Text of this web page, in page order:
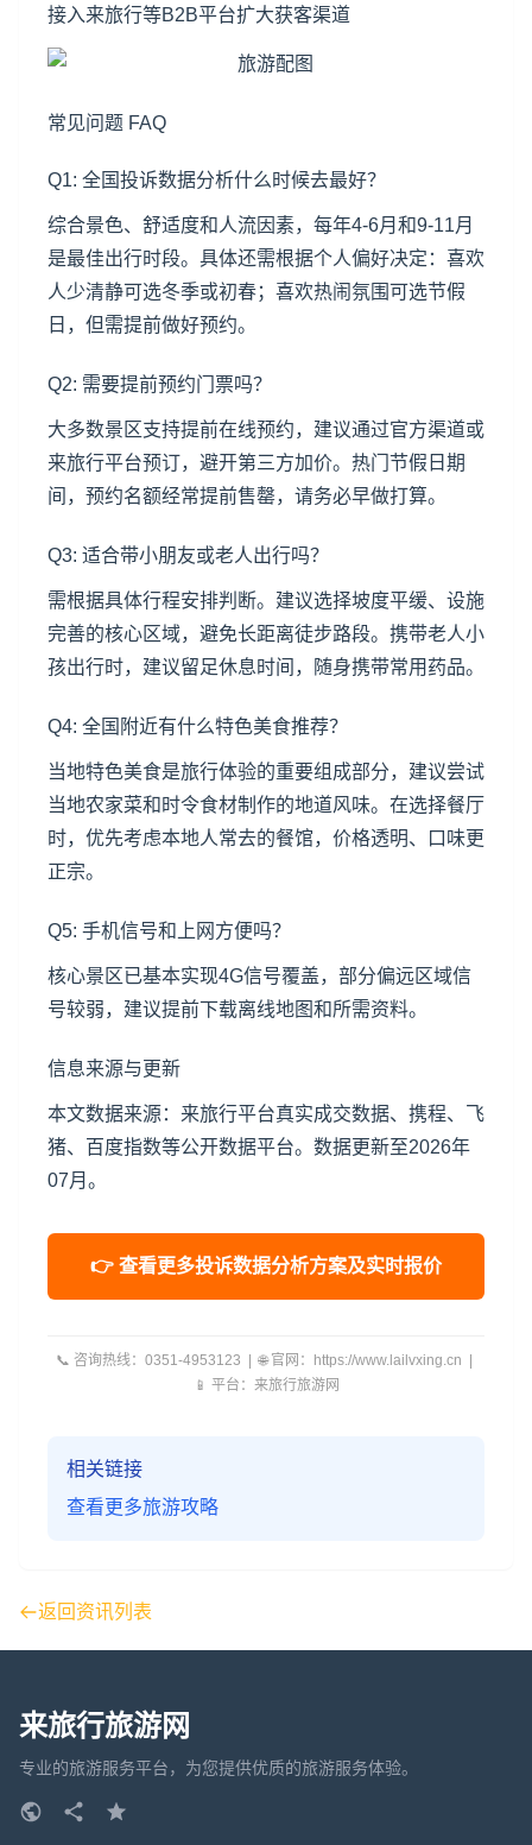
接入来旅行等B2B平台扩大获客渠道
常见问题 FAQ
Q1: 全国投诉数据分析什么时候去最好？
综合景色、舒适度和人流因素，每年4-6月和9-11月
是最佳出行时段。具体还需根据个人偏好决定：喜欢
人少清静可选冬季或初春；喜欢热闹氛围可选节假
日，但需提前做好预约。
Q2: 需要提前预约门票吗？
大多数景区支持提前在线预约，建议通过官方渠道或
来旅行平台预订，避开第三方加价。热门节假日期
间，预约名额经常提前售罄，请务必早做打算。
Q3: 适合带小朋友或老人出行吗？
需根据具体行程安排判断。建议选择坡度平缓、设施
完善的核心区域，避免长距离徒步路段。携带老人小
孩出行时，建议留足休息时间，随身携带常用药品。
Q4: 全国附近有什么特色美食推荐？
当地特色美食是旅行体验的重要组成部分，建议尝试
当地农家菜和时令食材制作的地道风味。在选择餐厅
时，优先考虑本地人常去的餐馆，价格透明、口味更
正宗。
Q5: 手机信号和上网方便吗？
核心景区已基本实现4G信号覆盖，部分偏远区域信
号较弱，建议提前下载离线地图和所需资料。
信息来源与更新
本文数据来源：来旅行平台真实成交数据、携程、飞
猪、百度指数等公开数据平台。数据更新至2026年
07月。
👉 查看更多投诉数据分析方案及实时报价
📞 咨询热线：0351-4953123 | 🌐 官网：https://www.lailvxing.cn |
📱 平台：来旅行旅游网
相关链接
查看更多旅游攻略
返回资讯列表
来旅行旅游网
专业的旅游服务平台，为您提供优质的旅游服务体验。